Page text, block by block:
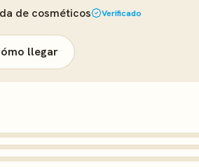
de cosméticos Verificado
llegar